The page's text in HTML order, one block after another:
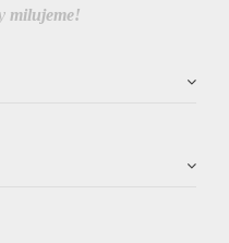
milujeme!